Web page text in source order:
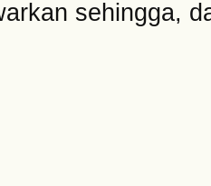
sehingga,